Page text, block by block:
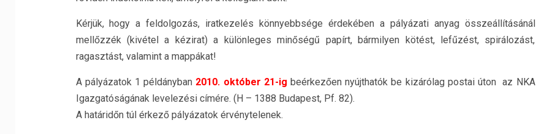
Kérjük, hogy a feldolgozás, iratkezelés könnyebbsége érdekében a pályázati anyag összeállításánál
mellőzzék (kivétel a kézirat) a különleges minőségű papírt, bármilyen kötést, lefűzést, spirálozást,
ragasztást, valamint a mappákat!
A pályázatok 1 példányban 2010. október 21-ig beérkezően nyújthatók be kizárólag postai úton az NKA
Igazgatóságának levelezési címére. (H – 1388 Budapest, Pf. 82).
A határidőn túl érkező pályázatok érvénytelenek.